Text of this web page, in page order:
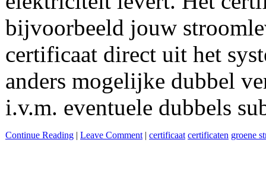
bijvoorbeeld jouw
certificaat direct uit het
anders mogelijke dubbel
i.v.m. eventuele dubbels
Continue Reading | Leave Comment | certificaat certificaten groene